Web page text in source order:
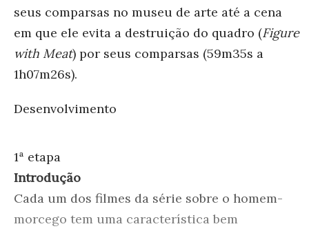
seus comparsas no museu de arte até a cena
em que ele evita a destruição do quadro (Figure
with Meat) por seus comparsas (59m35s a
1h07m26s).
Desenvolvimento
1ª etapa
Introdução
Cada um dos filmes da série sobre o homem-
morcego tem uma característica bem